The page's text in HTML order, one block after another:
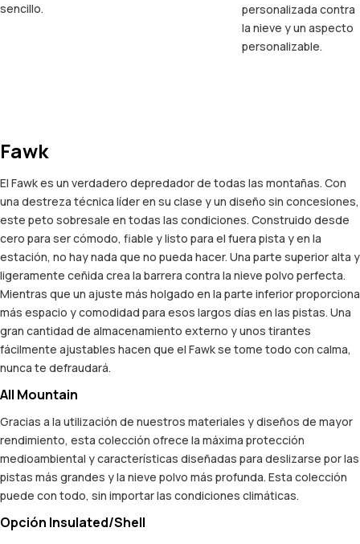
sencillo.
personalizada contra
la nieve y un aspecto
personalizable.
Fawk
El Fawk es un verdadero depredador de todas las montañas. Con
una destreza técnica líder en su clase y un diseño sin concesiones,
este peto sobresale en todas las condiciones. Construido desde
cero para ser cómodo, fiable y listo para el fuera pista y en la
estación, no hay nada que no pueda hacer. Una parte superior alta y
ligeramente ceñida crea la barrera contra la nieve polvo perfecta.
Mientras que un ajuste más holgado en la parte inferior proporciona
más espacio y comodidad para esos largos días en las pistas. Una
gran cantidad de almacenamiento externo y unos tirantes
fácilmente ajustables hacen que el Fawk se tome todo con calma,
nunca te defraudará.
All Mountain
Gracias a la utilización de nuestros materiales y diseños de mayor
rendimiento, esta colección ofrece la máxima protección
medioambiental y características diseñadas para deslizarse por las
pistas más grandes y la nieve polvo más profunda. Esta colección
puede con todo, sin importar las condiciones climáticas.
Opción Insulated/Shell